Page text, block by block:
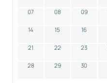
07 08 09
14 15 16
21 22 23
28 29 30